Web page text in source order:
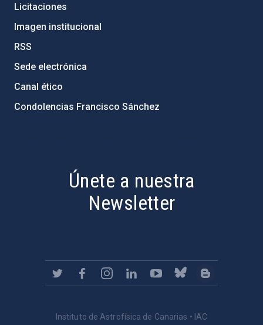
Licitaciones
Imagen institucional
RSS
Sede electrónica
Canal ético
Condolencias Francisco Sánchez
Únete a nuestra
Newsletter
Instituto de Astrofísica de Canarias • IAC